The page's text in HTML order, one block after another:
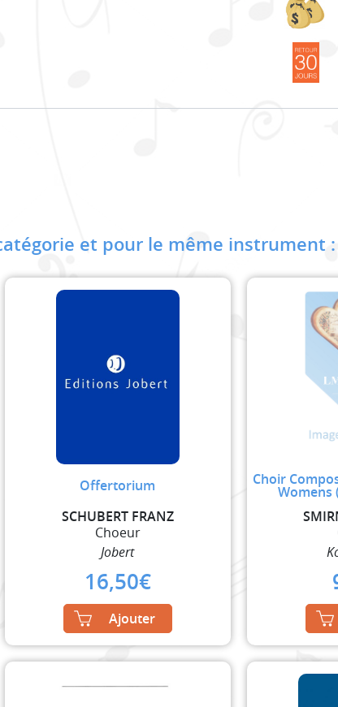
et pour le même instrument :
Offertorium
SCHUBERT FRANZ
Choeur
Jobert
16,50€
Ajouter
Choir
Womens